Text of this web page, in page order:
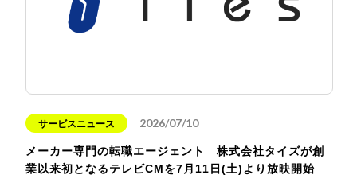
サービスニュース 2026/07/10
メーカー専門の転職エージェント 株式会社タイズが創
業以来初となるテレビCMを7月11日(土)より放映開始